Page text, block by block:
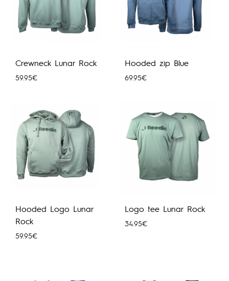
Crewneck Lunar Rock
59.95€
Hooded zip Blue
69.95€
Hooded Logo Lunar
Rock
59.95€
Logo tee Lunar Rock
34.95€